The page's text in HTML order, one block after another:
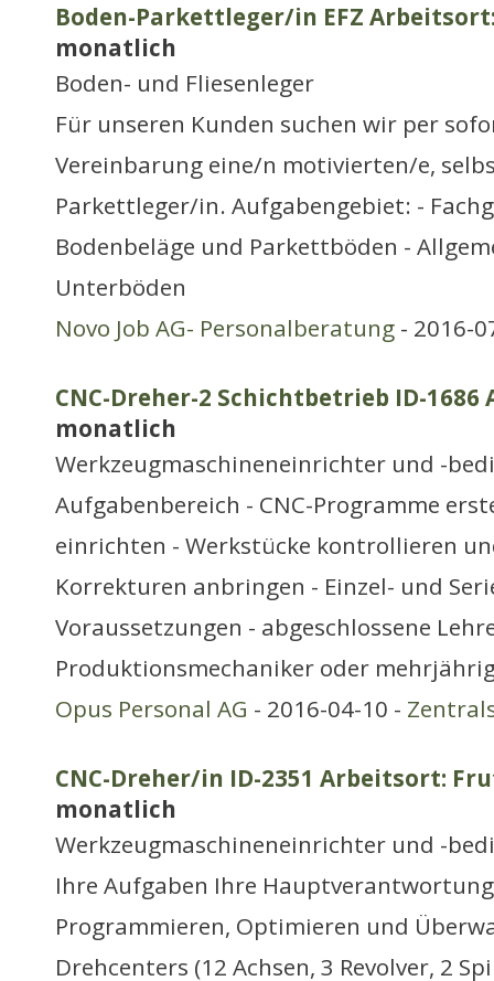
Boden-Parkettleger/in EFZ
monatlich
Boden- und Fliesenleger
Für unseren Kunden suchen wir per
Vereinbarung eine/n motivierten/e,
Parkettleger/in. Aufgabengebiet: -
Bodenbeläge und Parkettböden -
Unterböden
Novo Job AG- Personalberatung - 2016-
CNC-Dreher-2 Schichtbetrieb ID-
monatlich
Werkzeugmaschineneinrichter und -
Aufgabenbereich - CNC-Programme
einrichten - Werkstücke kontrollieren
Korrekturen anbringen - Einzel- und
Voraussetzungen - abgeschlossene
Produktionsmechaniker oder
Opus Personal AG - 2016-04-10 -
CNC-Dreher/in ID-2351 Arbeitsort:
monatlich
Werkzeugmaschineneinrichter und -
Ihre Aufgaben Ihre
Programmieren, Optimieren und
Drehcenters (12 Achsen, 3 Revolver, 2